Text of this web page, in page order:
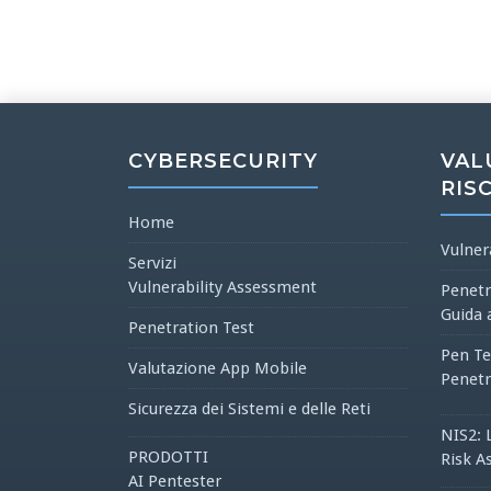
CYBERSECURITY
Home
Servizi
Vulnerability Assessment
Penetration Test
Valutazione App Mobile
Sicurezza dei Sistemi e delle Reti
PRODOTTI
AI Pentester
Guida
Pen
NIS2:
Risk